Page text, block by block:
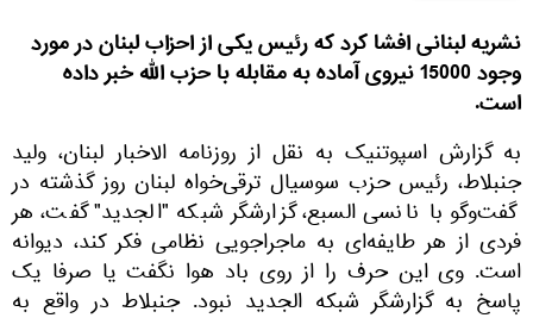
نشریه لبنانی افشا کرد که رئیس یکی از احزاب لبنان در مورد
وجود 15000 نیروی آماده به مقابله با حزب الله خبر داده
است.
به گزارش اسپوتنیک به نقل از روزنامه الاخبار لبنان، ولید
جنبلاط، رئیس حزب سوسیال ترقی‌خواه لبنان روز گذشته در
گفت‌وگو با نانسی السبع، گزارشگر شبکه "الجدید" گفت، هر
فردی از هر طایفه‌ای به ماجراجویی نظامی فکر کند، دیوانه
است. وی این حرف را از روی باد هوا نگفت یا صرفا یک
پاسخ به گزارشگر شبکه الجدید نبود. جنبلاط در واقع به